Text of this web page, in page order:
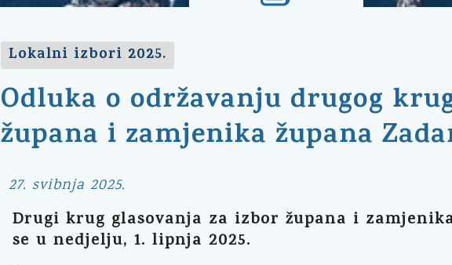
Lokalni izbori 2025.
Odluka o održavanju drugog
župana i zamjenika župana
27. svibnja 2025.
Drugi krug glasovanja za izbor župana i
se u nedjelju, 1. lipnja 2025.